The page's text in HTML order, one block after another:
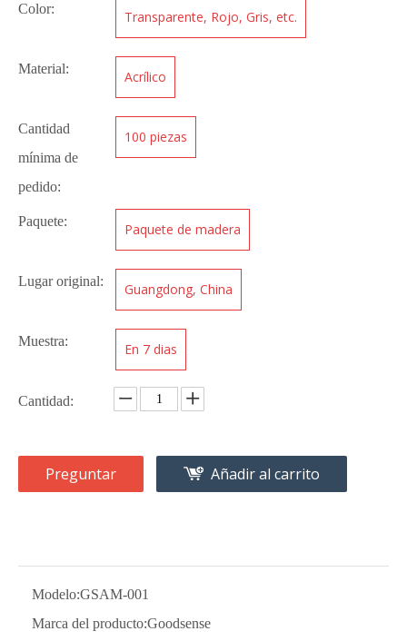
Color: Transparente, Rojo, Gris, etc.
Material: Acrílico
Cantidad
mínima de
pedido:
100 piezas
Paquete: Paquete de madera
Lugar original: Guangdong, China
Muestra: En 7 dias
Cantidad:
Preguntar Añadir al carrito
Modelo:GSAM-001
Marca del producto:Goodsense